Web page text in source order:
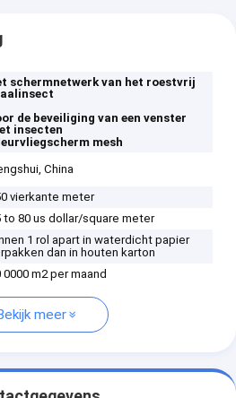
schermnetwerk van het roestvrij
de beveiliging van een venster
insecten
mesh
China
vierkante meter
to 80 us dollar/square meter
1 rol apart in waterdicht papier
dan in houten karton
0000 m2 per maand
meer